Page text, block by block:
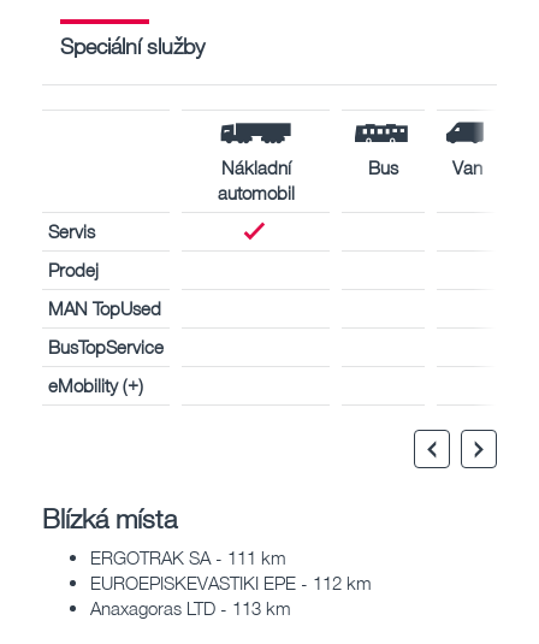
Speciální služby
Nákladní
automobil
Bus Van
Servis
Prodej
MAN TopUsed
BusTopService
eMobility (+)
Blízká místa
ERGOTRAK SA - 111 km
EUROEPISKEVASTIKI EPE - 112 km
Anaxagoras LTD - 113 km